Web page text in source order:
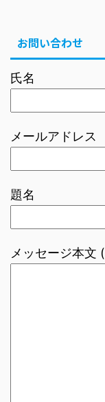
お問い合わせ
氏名
メールアドレス
題名
メッセージ本文